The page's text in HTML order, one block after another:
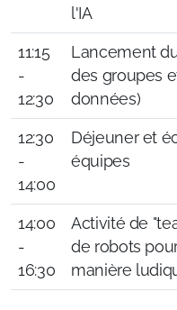
l'IA
11:15
-
12:30
Lancement
des groupes
données)
12:30
-
14:00
Déjeuner et
équipes
14:00
-
16:30
Activité de
de robots
manière